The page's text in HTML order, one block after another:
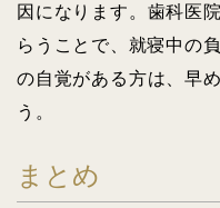
因になります。歯科医
らうことで、就寝中の
の自覚がある方は、早
う。
まとめ